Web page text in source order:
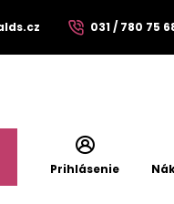
031 / 780 75
Prihlásenie